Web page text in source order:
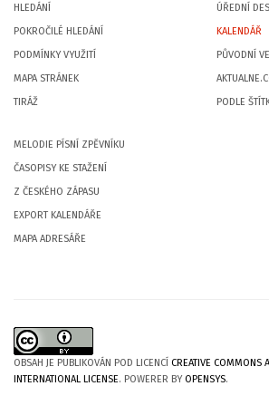
HLEDÁNÍ
POKROČILÉ HLEDÁNÍ
PODMÍNKY VYUŽITÍ
MAPA STRÁNEK
TIRÁŽ
ÚŘEDNÍ
KALENDÁŘ
PŮVODNÍ
PODLE
MELODIE PÍSNÍ ZPĚVNÍKU
ČASOPISY KE STAŽENÍ
Z ČESKÉHO ZÁPASU
EXPORT KALENDÁŘE
MAPA ADRESÁŘE
OBSAH JE PUBLIKOVÁN POD LICENCÍ CREATIVE COMMONS
INTERNATIONAL LICENSE. POWERER BYOPENSYS.